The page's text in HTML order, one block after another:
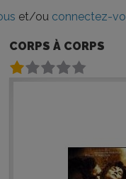
et/ou connectez-
CORPS À CORPS